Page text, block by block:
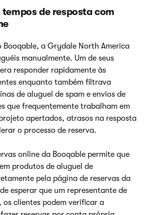
tempos de resposta com
Booqable, a Grydale North America
manualmente. Um de seus
responder rapidamente às
enquanto também filtrava
de aluguel de spam e envios de
que frequentemente trabalham em
apertados, atrasos na resposta
o processo de reserva.
online da Booqable permite que
produtos de aluguel de
pela página de reservas da
esperar que um representante de
os clientes podem verificar a